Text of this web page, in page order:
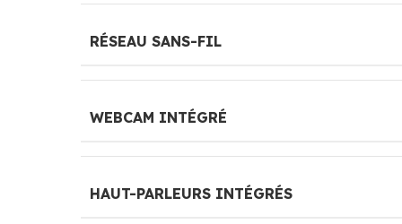
RÉSEAU SANS-FIL
WEBCAM INTÉGRÉ
HAUT-PARLEURS INTÉGRÉS